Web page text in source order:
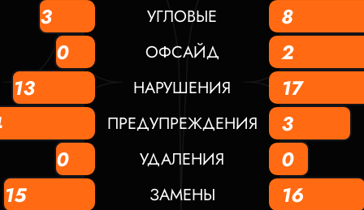
3
УГЛОВЫЕ
8
0
ОФСАЙД
2
13
НАРУШЕНИЯ
17
ПРЕДУПРЕЖДЕНИЯ
3
0
УДАЛЕНИЯ
0
15
ЗАМЕНЫ 16